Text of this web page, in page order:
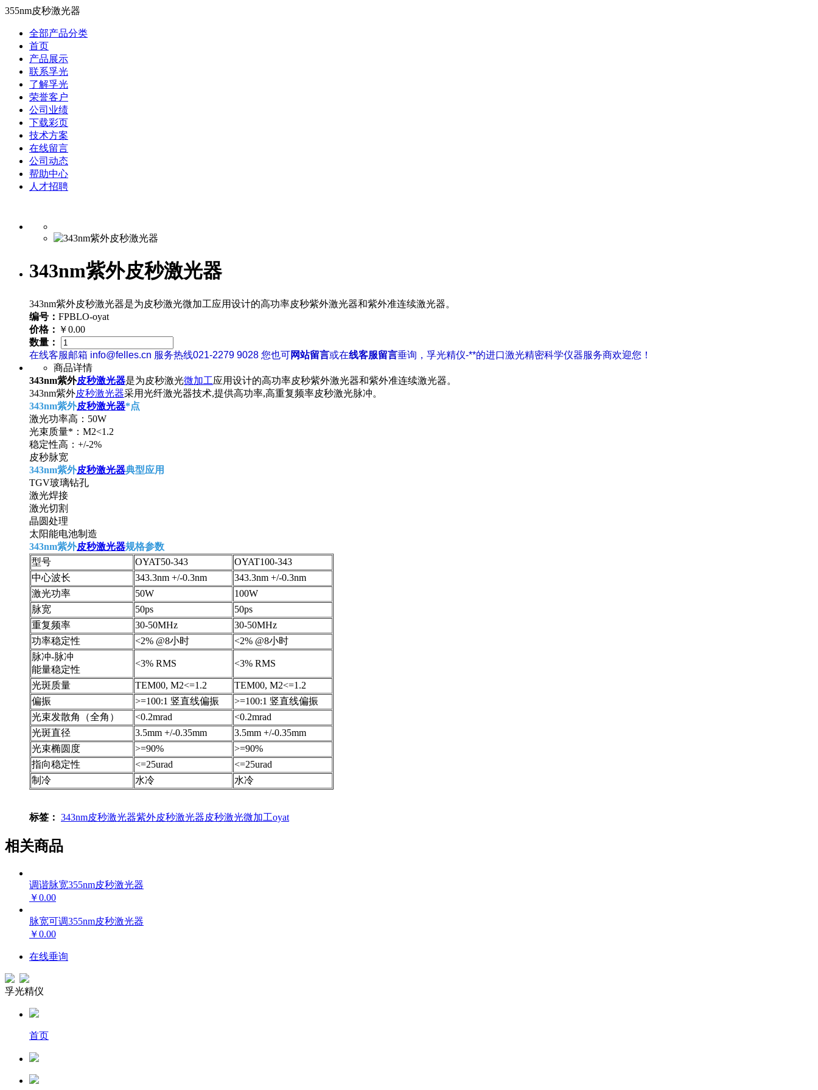
355nm皮秒激光器
全部产品分类
首页
产品展示
联系孚光
了解孚光
荣誉客户
公司业绩
下载彩页
技术方案
在线留言
公司动态
帮助中心
人才招聘
343nm紫外皮秒激光器
343nm紫外皮秒激光器是为皮秒激光微加工应用设计的高功率皮秒紫外激光器和紫外准连续激光器。
编号： FPBLO-oyat
价格： ￥0.00
数量：
在线客服邮箱 info@felles.cn 服务热线021-2279 9028 您也可网站留言或在线客服留言垂询，孚光精仪-**的进口激光精密科学仪器服务商欢迎您！
商品详情
343nm紫外皮秒激光器是为皮秒激光微加工应用设计的高功率皮秒紫外激光器和紫外准连续激光器。
343nm紫外皮秒激光器采用光纤激光器技术,提供高功率,高重复频率皮秒激光脉冲。
343nm紫外皮秒激光器*点
激光功率高：50W
光束质量*：M2<1.2
稳定性高：+/-2%
皮秒脉宽
343nm紫外皮秒激光器典型应用
TGV玻璃钻孔
激光焊接
激光切割
晶圆处理
太阳能电池制造
343nm紫外皮秒激光器规格参数
型号
OYAT50-343
OYAT100-343
中心波长
343.3nm +/-0.3nm
343.3nm +/-0.3nm
激光功率
50W
100W
脉宽
50ps
50ps
重复频率
30-50MHz
30-50MHz
功率稳定性
<2% @8小时
<2% @8小时
脉冲-脉冲
能量稳定性
<3% RMS <3% RMS
光斑质量 TEM00, M2<=1.2
TEM00, M2<=1.2
偏振
>=100:1 竖直线偏振
>=100:1 竖直线偏振
光束发散角（全角）
<0.2mrad
<0.2mrad
光斑直径
3.5mm +/-0.35mm
3.5mm +/-0.35mm
光束椭圆度
>=90%
>=90%
指向稳定性
<=25urad
<=25urad
制冷
水冷 水冷
标签： 343nm皮秒激光器紫外皮秒激光器皮秒激光微加工oyat
相关商品
调谐脉宽355nm皮秒激光器
￥0.00
脉宽可调355nm皮秒激光器
￥0.00
在线垂询
孚光精仪
首页